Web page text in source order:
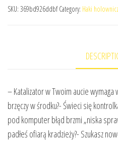
SKU: 369bd926ddbf Category: Haki
– Katalizator w Twoim aucie wymaga
brzęczy w środku?- Świeci się
pod komputer błąd brzmi „niska
padłeś ofiarą kradzieży?- Szukasz